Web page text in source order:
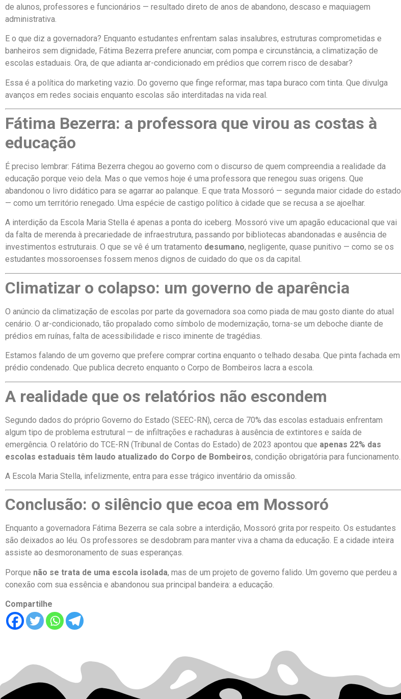
de alunos, professores e funcionários — resultado direto de anos de abandono, descaso e maquiagem
administrativa.
E o que diz a governadora? Enquanto estudantes enfrentam salas insalubres, estruturas comprometidas e
banheiros sem dignidade, Fátima Bezerra prefere anunciar, com pompa e circunstância, a climatização de
escolas estaduais. Ora, de que adianta ar-condicionado em prédios que correm risco de desabar?
Essa é a política do marketing vazio. Do governo que finge reformar, mas tapa buraco com tinta. Que divulga
avanços em redes sociais enquanto escolas são interditadas na vida real.
Fátima Bezerra: a professora que virou as costas à
educação
É preciso lembrar: Fátima Bezerra chegou ao governo com o discurso de quem compreendia a realidade da
educação porque veio dela. Mas o que vemos hoje é uma professora que renegou suas origens. Que
abandonou o livro didático para se agarrar ao palanque. E que trata Mossoró — segunda maior cidade do estado
— como um território renegado. Uma espécie de castigo político à cidade que se recusa a se ajoelhar.
A interdição da Escola Maria Stella é apenas a ponta do iceberg. Mossoró vive um apagão educacional que vai
da falta de merenda à precariedade de infraestrutura, passando por bibliotecas abandonadas e ausência de
investimentos estruturais. O que se vê é um tratamento desumano, negligente, quase punitivo — como se os
estudantes mossoroenses fossem menos dignos de cuidado do que os da capital.
Climatizar o colapso: um governo de aparência
O anúncio da climatização de escolas por parte da governadora soa como piada de mau gosto diante do atual
cenário. O ar-condicionado, tão propalado como símbolo de modernização, torna-se um deboche diante de
prédios em ruínas, falta de acessibilidade e risco iminente de tragédias.
Estamos falando de um governo que prefere comprar cortina enquanto o telhado desaba. Que pinta fachada em
prédio condenado. Que publica decreto enquanto o Corpo de Bombeiros lacra a escola.
A realidade que os relatórios não escondem
Segundo dados do próprio Governo do Estado (SEEC-RN), cerca de 70% das escolas estaduais enfrentam
algum tipo de problema estrutural — de infiltrações e rachaduras à ausência de extintores e saída de
emergência. O relatório do TCE-RN (Tribunal de Contas do Estado) de 2023 apontou que apenas 22% das
escolas estaduais têm laudo atualizado do Corpo de Bombeiros, condição obrigatória para funcionamento.
A Escola Maria Stella, infelizmente, entra para esse trágico inventário da omissão.
Conclusão: o silêncio que ecoa em Mossoró
Enquanto a governadora Fátima Bezerra se cala sobre a interdição, Mossoró grita por respeito. Os estudantes
são deixados ao léu. Os professores se desdobram para manter viva a chama da educação. E a cidade inteira
assiste ao desmoronamento de suas esperanças.
Porque não se trata de uma escola isolada, mas de um projeto de governo falido. Um governo que perdeu a
conexão com sua essência e abandonou sua principal bandeira: a educação.
Compartilhe